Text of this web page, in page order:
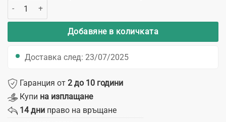
количество за Разтегателен фотьойл Йовиш Рейвън черен
Добавяне в количката
Доставка след: 23/07/2025
Гаранция от 2 до 10 години
Купи на изплащане
14 дни право на връщане